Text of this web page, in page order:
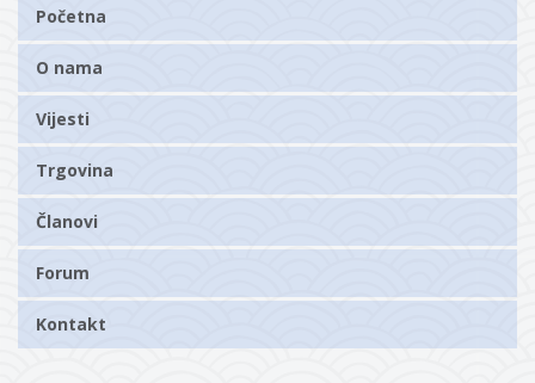
Početna
O nama
Vijesti
Trgovina
Članovi
Forum
Kontakt